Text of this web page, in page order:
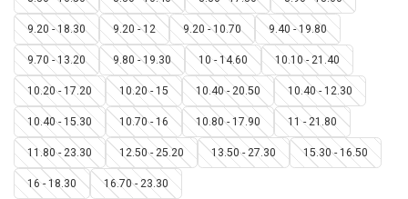
9.20 - 18.30 9.20 - 12 9.20 - 10.70 9.40 - 19.80
9.70 - 13.20 9.80 - 19.30 10 - 14.60 10.10 - 21.40
10.20 - 17.20 10.20 - 15 10.40 - 20.50 10.40 - 12.30
10.40 - 15.30 10.70 - 16 10.80 - 17.90 11 - 21.80
11.80 - 23.30 12.50 - 25.20 13.50 - 27.30 15.30 - 16.50
16 - 18.30 16.70 - 23.30